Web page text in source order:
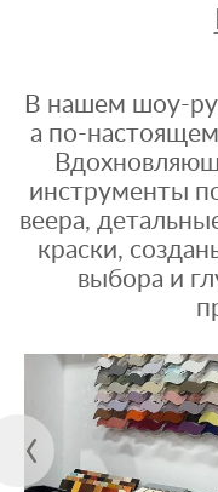
В нашем шоу-
а по-
инструменты
веера,
краски,
выбора и